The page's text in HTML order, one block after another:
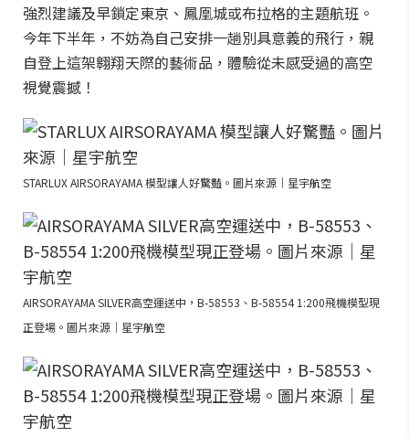
強烈建議及早鎖定東京、鳳凰城或布拉格的主題航班。
今年下半年，不妨為自己安排一趟別具意義的飛行，親
自登上這架翱翔天際的藝術品，體驗從未感受過的高空
視覺震撼！
STARLUX AIRSORAYAMA 模型讓人好驚豔。圖片來源｜星宇航空
AIRSORAYAMA SILVER高空運送中，B-58553、B-58554 1:200飛機模型現
正登場。圖片來源｜星宇航空